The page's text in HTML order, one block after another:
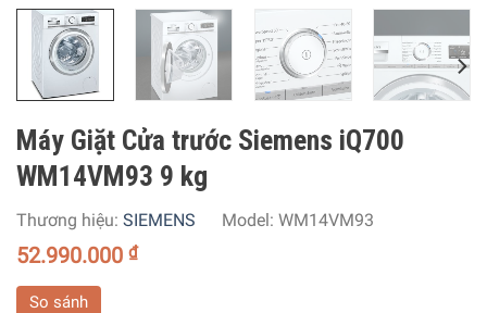
Máy Giặt Cửa trước Siemens iQ700
WM14VM93 9 kg
Thương hiệu: SIEMENS Model: WM14VM93
52.990.000 ₫
So sánh